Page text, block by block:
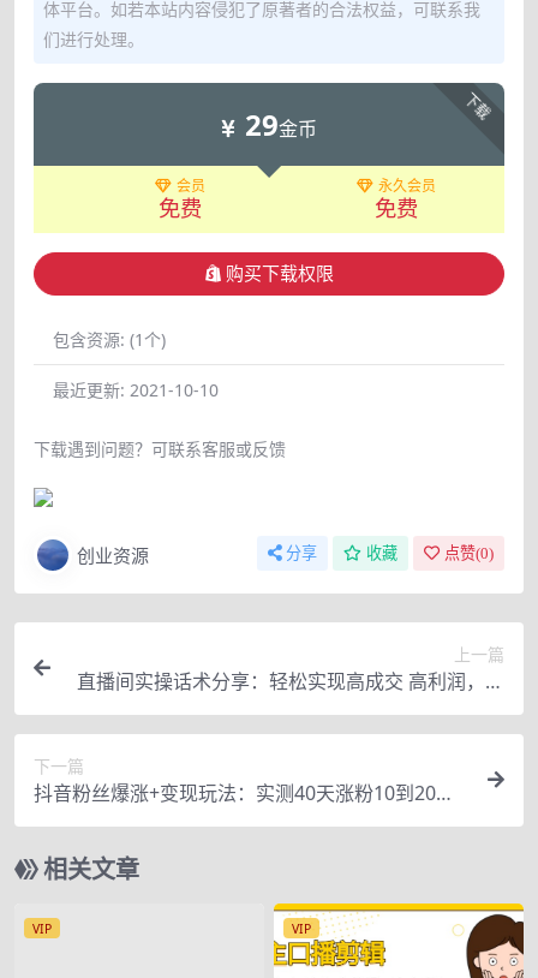
体平台。如若本站内容侵犯了原著者的合法权益，可联系我
们进行处理。
下载
29金币
会员
免费
永久会员
免费
购买下载权限
包含资源: (1个)
最近更新: 2021-10-10
下载遇到问题？可联系客服或反馈
创业资源 分享 收藏 点赞(0)
上一篇
直播间实操话术分享：轻松实现高成交 高利润，卖
货实操课
下一篇
抖音粉丝爆涨+变现玩法：实测40天涨粉10到20W
粉丝，当副业操作月赚几十万
相关文章
VIP VIP